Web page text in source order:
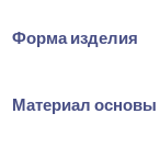
Форма изделия
Материал основы